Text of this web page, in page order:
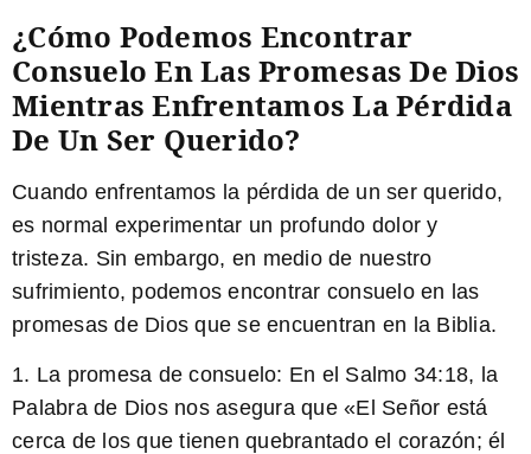
¿Cómo Podemos Encontrar
Consuelo En Las Promesas De Dios
Mientras Enfrentamos La Pérdida
De Un Ser Querido?
Cuando enfrentamos la pérdida de un ser querido,
es normal experimentar un profundo dolor y
tristeza. Sin embargo, en medio de nuestro
sufrimiento, podemos encontrar consuelo en las
promesas de Dios que se encuentran en la Biblia.
1. La promesa de consuelo: En el Salmo 34:18, la
Palabra de Dios nos asegura que «El Señor está
cerca de los que tienen quebrantado el corazón; él